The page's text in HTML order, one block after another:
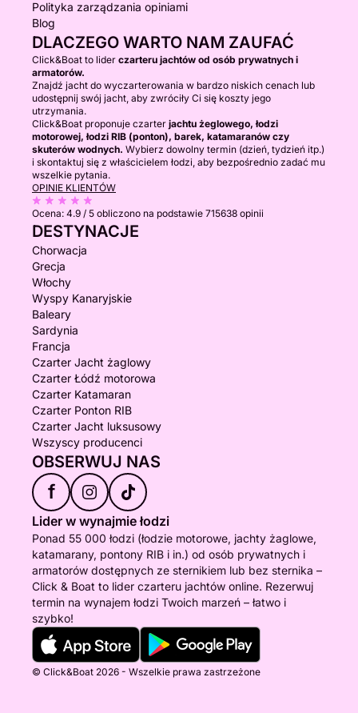
Polityka zarządzania opiniami
Blog
DLACZEGO WARTO NAM ZAUFAĆ
Click&Boat to lider czarteru jachtów od osób prywatnych i
armatorów.
Znajdź jacht do wyczarterowania w bardzo niskich cenach lub
udostępnij swój jacht, aby zwróciły Ci się koszty jego
utrzymania.
Click&Boat proponuje czarter jachtu żeglowego, łodzi
motorowej, łodzi RIB (ponton), barek, katamaranów czy
skuterów wodnych. Wybierz dowolny termin (dzień, tydzień itp.)
i skontaktuj się z właścicielem łodzi, aby bezpośrednio zadać mu
wszelkie pytania.
OPINIE KLIENTÓW
Ocena: 4.9 / 5 obliczono na podstawie 715638 opinii
DESTYNACJE
Chorwacja
Grecja
Włochy
Wyspy Kanaryjskie
Baleary
Sardynia
Francja
Czarter Jacht żaglowy
Czarter Łódź motorowa
Czarter Katamaran
Czarter Ponton RIB
Czarter Jacht luksusowy
Wszyscy producenci
OBSERWUJ NAS
f
Lider w wynajmie łodzi
Ponad 55 000 łodzi (łodzie motorowe, jachty żaglowe,
katamarany, pontony RIB i in.) od osób prywatnych i
armatorów dostępnych ze sternikiem lub bez sternika –
Click & Boat to lider czarteru jachtów online. Rezerwuj
termin na wynajem łodzi Twoich marzeń – łatwo i
szybko!
© Click&Boat 2026 - Wszelkie prawa zastrzeżone